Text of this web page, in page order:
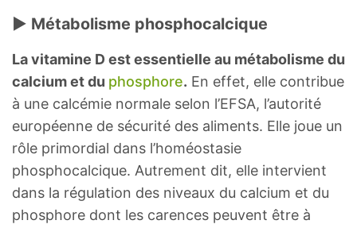
► Métabolisme phosphocalcique
La vitamine D est essentielle au métabolisme du
calcium et du phosphore. En effet, elle contribue
à une calcémie normale selon l’EFSA, l’autorité
européenne de sécurité des aliments. Elle joue un
rôle primordial dans l’homéostasie
phosphocalcique. Autrement dit, elle intervient
dans la régulation des niveaux du calcium et du
phosphore dont les carences peuvent être à